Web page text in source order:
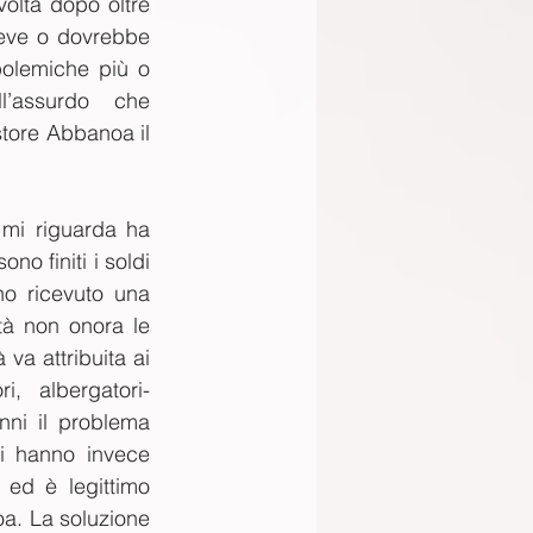
o dovrebbe
più o
che
Abbanoa il
riguarda ha
finiti i soldi
ricevuto una
non onora le
va attribuita ai
albergatori-
il problema
hanno invece
ed è legittimo
La soluzione